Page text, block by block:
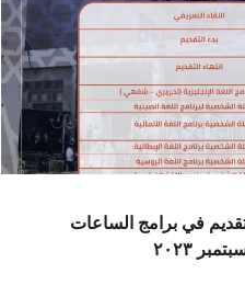
في برامج الساعات